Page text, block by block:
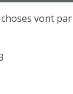
vont